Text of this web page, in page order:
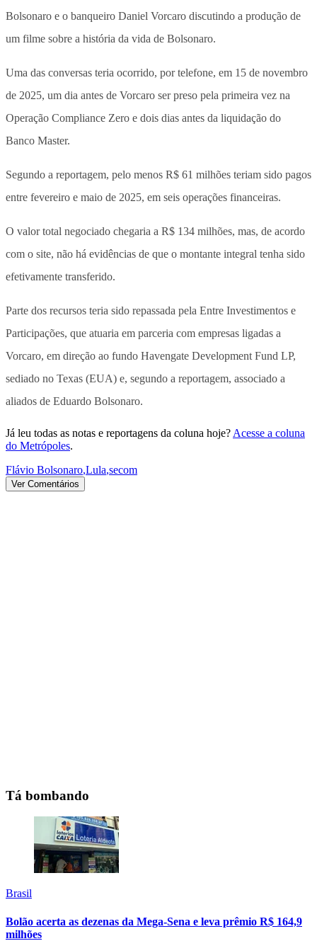
Bolsonaro e o banqueiro Daniel Vorcaro discutindo a produção de
um filme sobre a história da vida de Bolsonaro.
Uma das conversas teria ocorrido, por telefone, em 15 de novembro
de 2025, um dia antes de Vorcaro ser preso pela primeira vez na
Operação Compliance Zero e dois dias antes da liquidação do
Banco Master.
Segundo a reportagem, pelo menos R$ 61 milhões teriam sido pagos
entre fevereiro e maio de 2025, em seis operações financeiras.
O valor total negociado chegaria a R$ 134 milhões, mas, de acordo
com o site, não há evidências de que o montante integral tenha sido
efetivamente transferido.
Parte dos recursos teria sido repassada pela Entre Investimentos e
Participações, que atuaria em parceria com empresas ligadas a
Vorcaro, em direção ao fundo Havengate Development Fund LP,
sediado no Texas (EUA) e, segundo a reportagem, associado a
aliados de Eduardo Bolsonaro.
Já leu todas as notas e reportagens da coluna hoje? Acesse a coluna
do Metrópoles.
Flávio Bolsonaro,Lula,secom
Ver Comentários
Tá bombando
Brasil
Bolão acerta as dezenas da Mega-Sena e leva prêmio R$ 164,9
milhões